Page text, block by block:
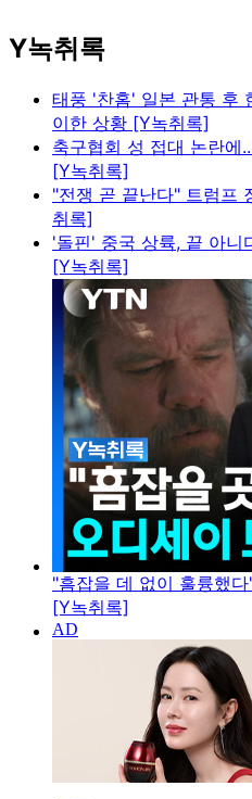
Y녹취록
태풍 '찬홈' 일본 관통 후
이한 상황 [Y녹취록]
축구협회 성 접대 논란
[Y녹취록]
"전쟁 곧 끝난다" 트럼프
취록]
'돌핀' 중국 상륙, 끝 아니
[Y녹취록]
"흠잡을 데 없이 훌륭했
[Y녹취록]